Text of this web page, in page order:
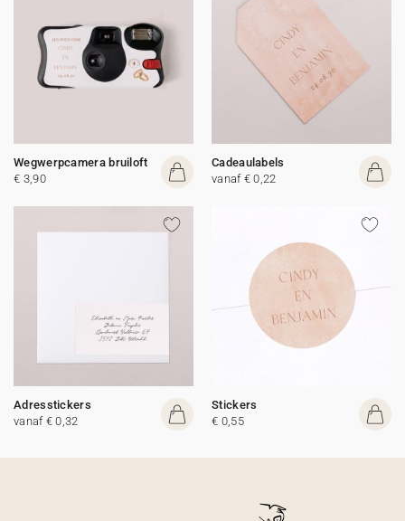
Wegwerpcamera bruiloft
€ 3,90
Cadeaulabels
vanaf € 0,22
Adresstickers
vanaf € 0,32
Stickers
€ 0,55